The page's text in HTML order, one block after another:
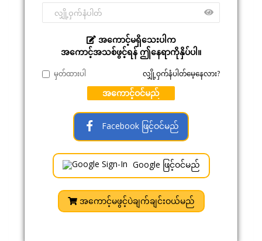
အကောင့်မရှိသေးပါက
အကောင့်အသစ်ဖွင့်ရန် ဤနေရာကိုနှိပ်ပါ။
မှတ်ထားပါ လျှို့ဝှက်နံပါတ်မေ့နေလား?
အကောင့်ဝင်မည်
Facebook ဖြင့်ဝင်မည်
Google ဖြင့်ဝင်မည်
အကောင့်မဖွင့်ပဲချက်ချင်းဝယ်မည်